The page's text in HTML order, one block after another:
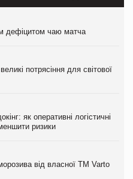
дефіцитом чаю матча
потрясіння для світової
як оперативні логістичні
ризики
від власної ТМ Varto
дефіцитом чаю матча
потрясіння для світової
півріччі
дефіцитом чаю матча
потрясіння для світової
півріччі